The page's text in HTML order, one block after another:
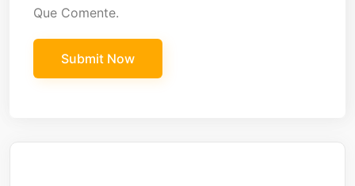
Que Comente.